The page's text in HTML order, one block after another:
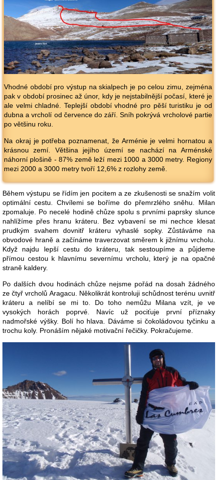
Vhodné období pro výstup na skialpech je po celou zimu, zejména
pak v období prosinec až únor, kdy je nejstabilnější počasí, které je
ale velmi chladné. Teplejší období vhodné pro pěší turistiku je od
dubna a vrcholí od července do září. Sníh pokrývá vrcholové partie
po většinu roku.
Na okraj je potřeba poznamenat, že Arménie je velmi hornatou a
krásnou zemí. Většina jejího území se nachází na Arménské
náhorní plošině - 87% země leží mezi 1000 a 3000 metry. Regiony
mezi 2000 a 3000 metry tvoří 12,6% z rozlohy země.
Během výstupu se řídím jen pocitem a ze zkušenosti se snažím volit
optimální cestu. Chvílemi se boříme do přemrzlého sněhu. Milan
zpomaluje. Po necelé hodině chůze spolu s prvními paprsky slunce
nahlížíme přes hranu kráteru. Bez vybavení se mi nechce klesat
prudkým svahem dovnitř kráteru vyhaslé sopky. Zůstáváme na
obvodové hraně a začínáme traverzovat směrem k jižnímu vrcholu.
Když najdu lepší cestu do kráteru, tak sestoupíme a půjdeme
přímou cestou k hlavnímu severnímu vrcholu, který je na opačné
straně kaldery.
Po dalších dvou hodinách chůze nejsme pořád na dosah žádného
ze čtyř vrcholů Aragacu. Několikrát kontroluji schůdnost terénu uvnitř
kráteru a nelíbí se mi to. Do toho nemůžu Milana vzít, je ve
vysokých horách poprvé. Navíc už pociťuje první příznaky
nadmořské výšky. Bolí ho hlava. Dáváme si čokoládovou tyčinku a
trochu koly. Pronáším nějaké motivační řečičky. Pokračujeme.